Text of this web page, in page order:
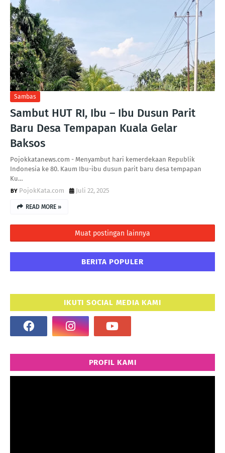
Sambas
Sambut HUT RI, Ibu – Ibu Dusun Parit
Baru Desa Tempapan Kuala Gelar
Baksos
Pojokkatanews.com - Menyambut hari kemerdekaan Republik
Indonesia ke 80. Kaum Ibu-ibu dusun parit baru desa tempapan
Ku…
PojokKata.com
Juli 22, 2025
READ MORE »
Muat postingan lainnya
BERITA POPULER
IKUTI SOCIAL MEDIA KAMI
PROFIL KAMI